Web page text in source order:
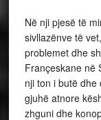
Në nji pjesë të
sivllazënve të
problemet dhe
Françeskane në
nji ton i butë
gjuhë atnore
zhguni dhe